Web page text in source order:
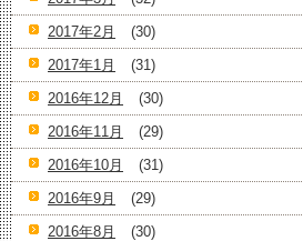
2017年2月
(30)
2017年1月
(31)
2016年12月
(30)
2016年11月
(29)
2016年10月
(31)
2016年9月
(29)
2016年8月
(30)